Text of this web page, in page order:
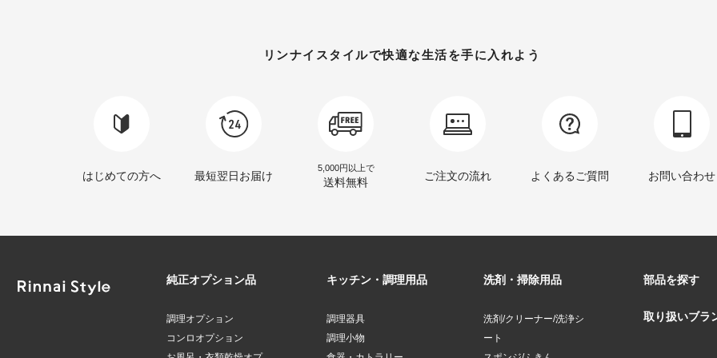
リンナイスタイルで快適な生活を手に入れよう
はじめての方へ 最短翌日お届け
5,000円以上で
送料無料 ご注文の流れ よくあるご質問 お問い合わせ
純正オプション品
調理オプション
コンロオプション
キッチン・調理用品
調理器具
調理小物
洗剤・掃除用品
洗剤/クリーナー/洗浄シ
ート
部品を探す
取り扱いブラ